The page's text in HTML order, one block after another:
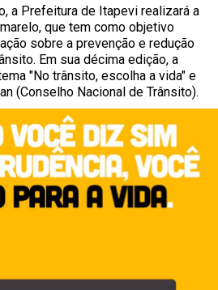
a Prefeitura de Itapevi realizará a
que tem como objetivo
sobre a prevenção e redução
Em sua décima edição, a
"No trânsito, escolha a vida" e
(Conselho Nacional de Trânsito).